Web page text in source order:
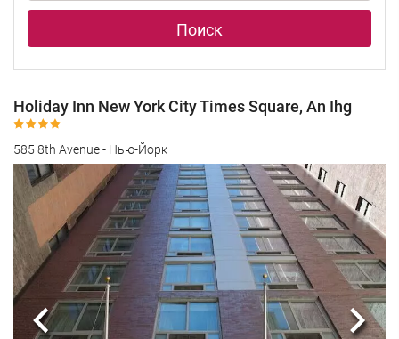
Поиск
Holiday Inn New York City Times Square, An Ihg
585 8th Avenue - Нью-Йорк
Предыдущий